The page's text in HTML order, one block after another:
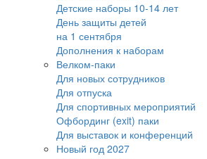
Детские наборы 10-14 лет
День защиты детей
на 1 сентября
Дополнения к наборам
Велком-паки
Для новых сотрудников
Для отпуска
Для спортивных мероприятий
Офбординг (exit) паки
Для выставок и конференций
Новый год 2027